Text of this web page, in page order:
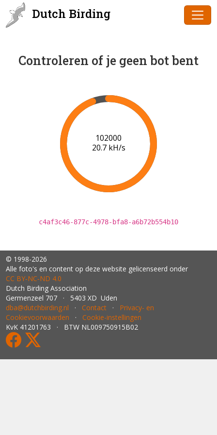
Dutch Birding
Controleren of je geen bot bent
102000
20.7 kH/s
c4af3c46-877c-4978-bfa8-a6b72b554b10
© 1998-2026
Alle foto's en content op deze website gelicenseerd onder
CC BY‑NC‑ND 4.0
Dutch Birding Association
Germenzeel 707 · 5403 XD Uden
dba@dutchbirding.nl · Contact · Privacy- en
Cookievoorwaarden · Cookie-instellingen
KvK 41201763 · BTW NL009750915B02